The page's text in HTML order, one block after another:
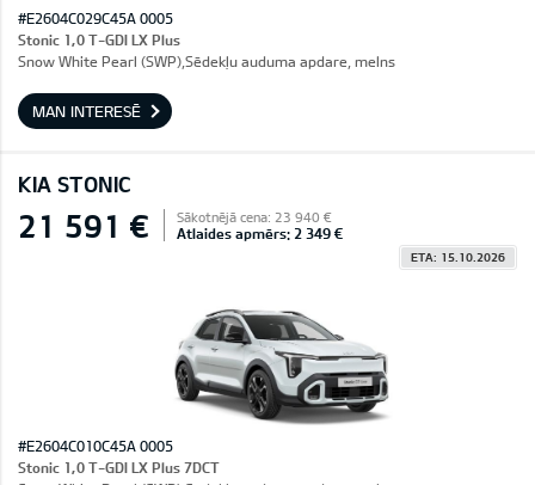
#E2604C029C45A 0005
Stonic 1,0 T-GDI LX Plus
Snow White Pearl (SWP),Sēdekļu auduma apdare, melns
MAN INTERESĒ
KIA STONIC
21 591 € Sākotnējā cena: 23 940 €
Atlaides apmērs: 2 349 €
ETA: 15.10.2026
#E2604C010C45A 0005
Stonic 1,0 T-GDI LX Plus 7DCT